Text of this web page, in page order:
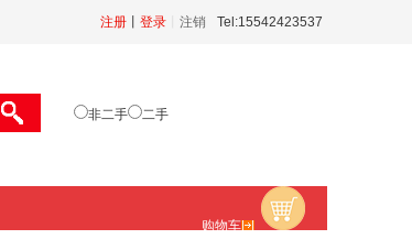
Tel:15542423537
注销
注册 登录
非二手 二手
购物车